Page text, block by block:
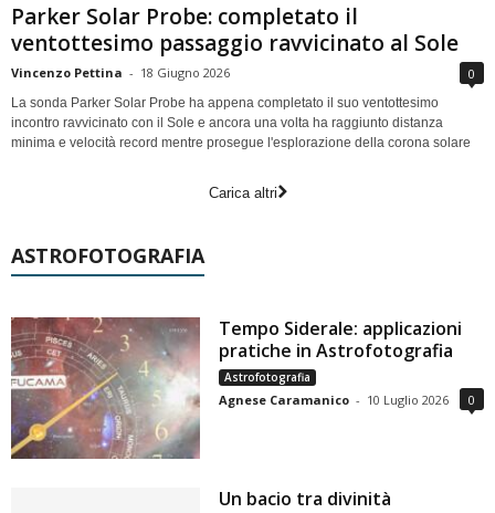
Parker Solar Probe: completato il
ventottesimo passaggio ravvicinato al Sole
Vincenzo Pettina - 18 Giugno 2026 0
La sonda Parker Solar Probe ha appena completato il suo ventottesimo
incontro ravvicinato con il Sole e ancora una volta ha raggiunto distanza
minima e velocità record mentre prosegue l'esplorazione della corona solare
Carica altri
ASTROFOTOGRAFIA
Tempo Siderale: applicazioni
pratiche in Astrofotografia
Astrofotografia
Agnese Caramanico - 10 Luglio 2026 0
Un bacio tra divinità